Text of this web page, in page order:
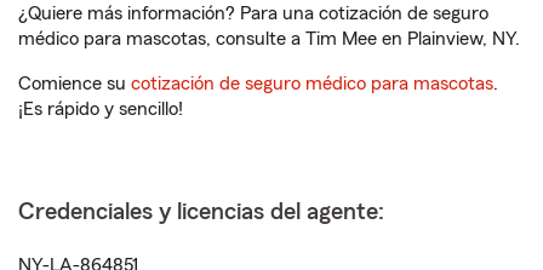
¿Quiere más información? Para una cotización de seguro
médico para mascotas, consulte a Tim Mee en Plainview, NY.
Comience su cotización de seguro médico para mascotas.
¡Es rápido y sencillo!
Credenciales y licencias del agente:
NY-LA-864851